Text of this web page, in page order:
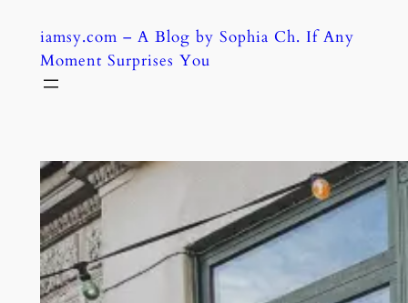
content
iamsy.com – A Blog by Sophia Ch. If Any
Moment Surprises You